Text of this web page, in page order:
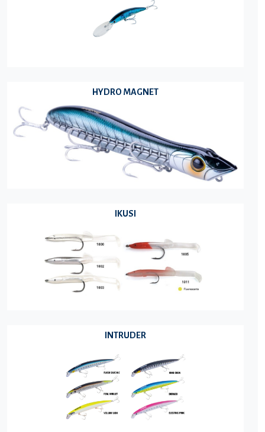
HYDRO MAGNET
IKUSI
INTRUDER